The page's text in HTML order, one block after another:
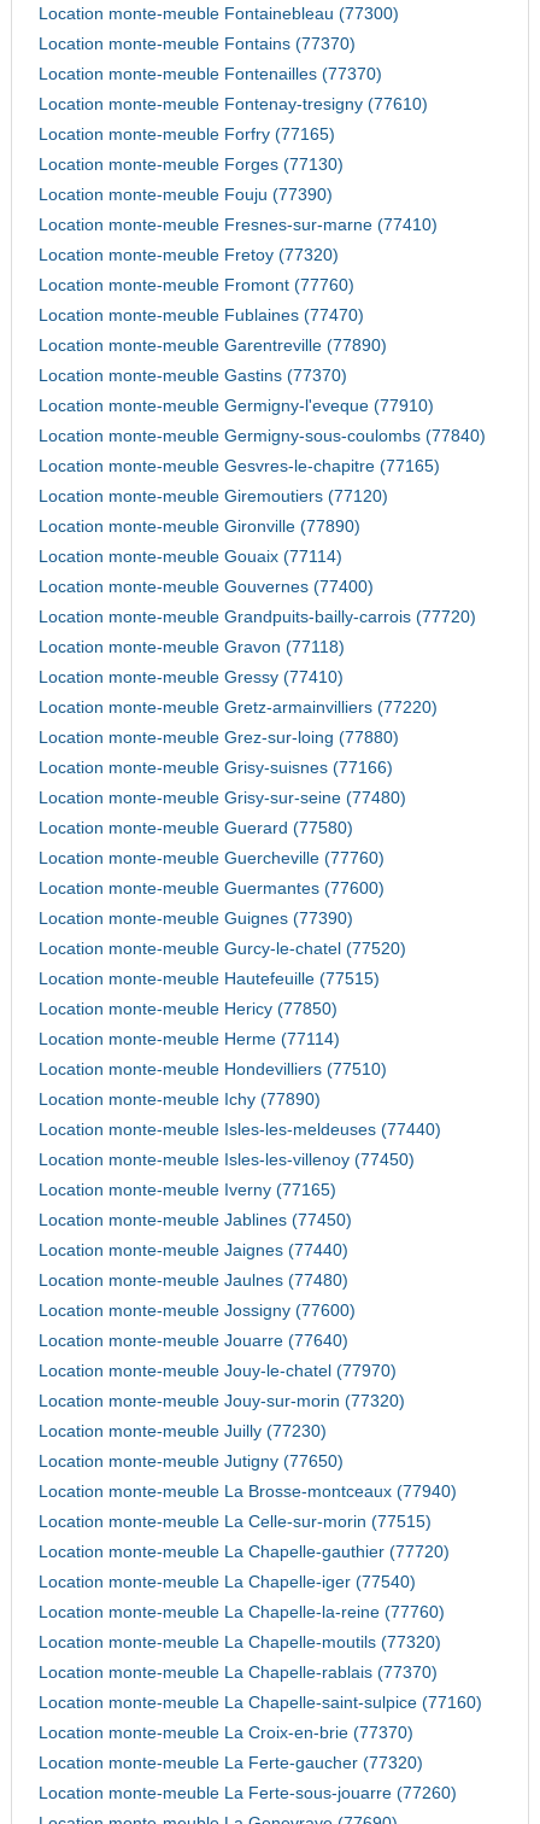
Location monte-meuble Fontainebleau (77300)
Location monte-meuble Fontains (77370)
Location monte-meuble Fontenailles (77370)
Location monte-meuble Fontenay-tresigny (77610)
Location monte-meuble Forfry (77165)
Location monte-meuble Forges (77130)
Location monte-meuble Fouju (77390)
Location monte-meuble Fresnes-sur-marne (77410)
Location monte-meuble Fretoy (77320)
Location monte-meuble Fromont (77760)
Location monte-meuble Fublaines (77470)
Location monte-meuble Garentreville (77890)
Location monte-meuble Gastins (77370)
Location monte-meuble Germigny-l'eveque (77910)
Location monte-meuble Germigny-sous-coulombs (77840)
Location monte-meuble Gesvres-le-chapitre (77165)
Location monte-meuble Giremoutiers (77120)
Location monte-meuble Gironville (77890)
Location monte-meuble Gouaix (77114)
Location monte-meuble Gouvernes (77400)
Location monte-meuble Grandpuits-bailly-carrois (77720)
Location monte-meuble Gravon (77118)
Location monte-meuble Gressy (77410)
Location monte-meuble Gretz-armainvilliers (77220)
Location monte-meuble Grez-sur-loing (77880)
Location monte-meuble Grisy-suisnes (77166)
Location monte-meuble Grisy-sur-seine (77480)
Location monte-meuble Guerard (77580)
Location monte-meuble Guercheville (77760)
Location monte-meuble Guermantes (77600)
Location monte-meuble Guignes (77390)
Location monte-meuble Gurcy-le-chatel (77520)
Location monte-meuble Hautefeuille (77515)
Location monte-meuble Hericy (77850)
Location monte-meuble Herme (77114)
Location monte-meuble Hondevilliers (77510)
Location monte-meuble Ichy (77890)
Location monte-meuble Isles-les-meldeuses (77440)
Location monte-meuble Isles-les-villenoy (77450)
Location monte-meuble Iverny (77165)
Location monte-meuble Jablines (77450)
Location monte-meuble Jaignes (77440)
Location monte-meuble Jaulnes (77480)
Location monte-meuble Jossigny (77600)
Location monte-meuble Jouarre (77640)
Location monte-meuble Jouy-le-chatel (77970)
Location monte-meuble Jouy-sur-morin (77320)
Location monte-meuble Juilly (77230)
Location monte-meuble Jutigny (77650)
Location monte-meuble La Brosse-montceaux (77940)
Location monte-meuble La Celle-sur-morin (77515)
Location monte-meuble La Chapelle-gauthier (77720)
Location monte-meuble La Chapelle-iger (77540)
Location monte-meuble La Chapelle-la-reine (77760)
Location monte-meuble La Chapelle-moutils (77320)
Location monte-meuble La Chapelle-rablais (77370)
Location monte-meuble La Chapelle-saint-sulpice (77160)
Location monte-meuble La Croix-en-brie (77370)
Location monte-meuble La Ferte-gaucher (77320)
Location monte-meuble La Ferte-sous-jouarre (77260)